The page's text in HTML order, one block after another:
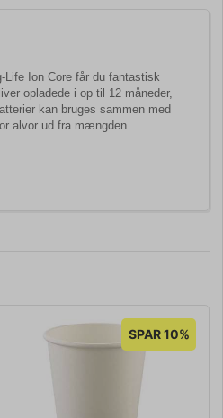
Life Ion Core får du fantastisk
opladede i op til 12 måneder,
kan bruges sammen med
alvor ud fra mængden.
SPAR 10%